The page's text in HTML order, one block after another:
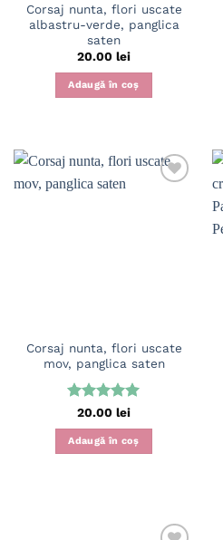
Corsaj nunta, flori uscate
albastru-verde, panglica
saten
20.00 lei
Adaugă în coș
Corsaj nunta, flori uscate
mov, panglica saten
Evaluat la
5din 5
20.00 lei
Adaugă în coș